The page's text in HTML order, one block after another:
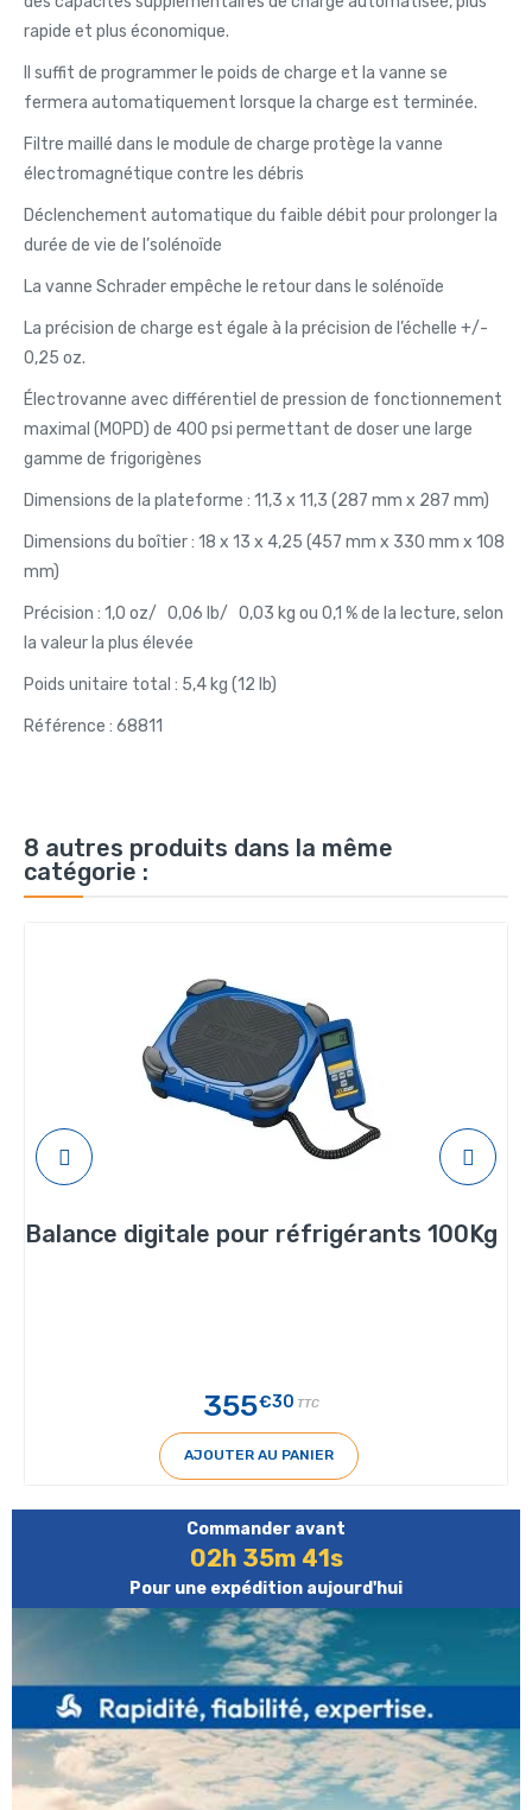
Commander avant
02h 35m 40s
Pour une expédition aujourd'hui
rapide et plus économique.
Il suffit de programmer le poids de charge et la vanne se
fermera automatiquement lorsque la charge est terminée.
Filtre maillé dans le module de charge protège la vanne
électromagnétique contre les débris
Déclenchement automatique du faible débit pour prolonger la
durée de vie de l’solénoïde
La vanne Schrader empêche le retour dans le solénoïde
La précision de charge est égale à la précision de l’échelle +/-
0,25 oz.
Électrovanne avec différentiel de pression de fonctionnement
maximal (MOPD) de 400 psi permettant de doser une large
gamme de frigorigènes
Dimensions de la plateforme : 11,3 x 11,3 (287 mm x 287 mm)
Dimensions du boîtier : 18 x 13 x 4,25 (457 mm x 330 mm x 108
mm)
Précision : 1,0 oz/ 0,06 lb/ 0,03 kg ou 0,1 % de la lecture, selon
la valeur la plus élevée
Poids unitaire total : 5,4 kg (12 lb)
Référence : 68811
8 autres produits dans la même
catégorie :
Balance digitale pour réfrigérants 100Kg
355€30 TTC
AJOUTER AU PANIER